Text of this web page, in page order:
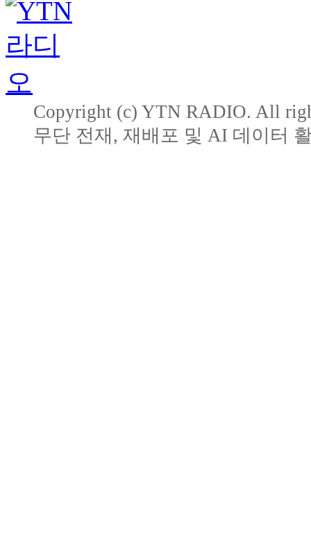
Copyright (c) YTN RADIO. All
무단 전재, 재배포 및 AI 데이터